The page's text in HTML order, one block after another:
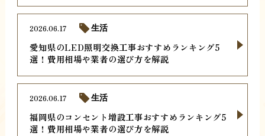
愛知県のLED照明交換工事おすすめランキング5
選！費用相場や業者の選び方を解説
2026.06.17 生活
福岡県のコンセント増設工事おすすめランキング5
選！費用相場や業者の選び方を解説
2026.06.17 生活